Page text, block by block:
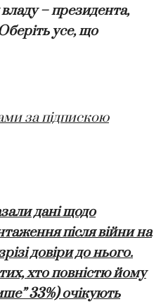
– президента,
усе, що
за підпискою
дані щодо
після війни на
довіри до нього.
хто повністю йому
33%) очікують